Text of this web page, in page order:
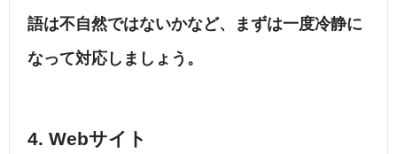
語は不自然ではないかなど、まずは一度冷静に
なって対応しましょう。
4. Webサイト